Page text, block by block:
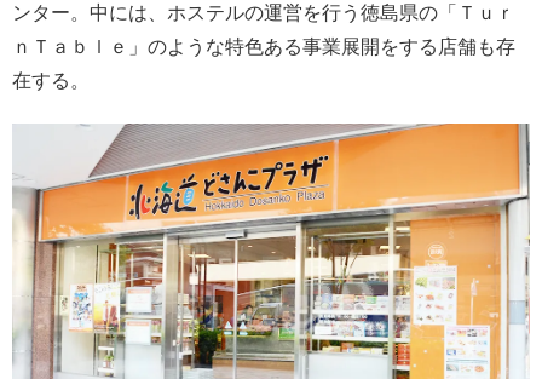
ンター。中には、ホステルの運営を行う徳島県の「Ｔｕｒ
ｎＴａｂｌｅ」のような特色ある事業展開をする店舗も存
在する。